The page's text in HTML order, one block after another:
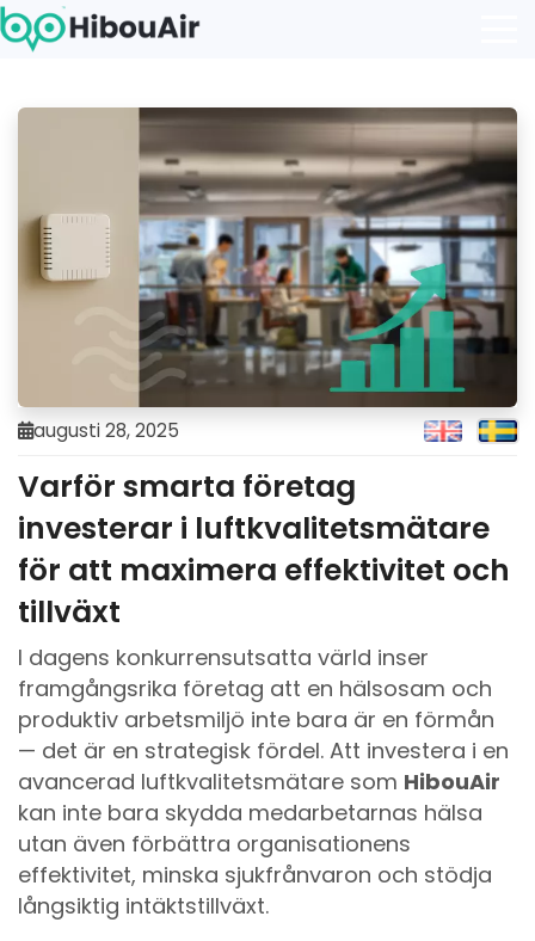
augusti 28, 2025
Varför smarta företag
investerar i luftkvalitetsmätare
för att maximera effektivitet och
tillväxt
I dagens konkurrensutsatta värld inser
framgångsrika företag att en hälsosam och
produktiv arbetsmiljö inte bara är en förmån
— det är en strategisk fördel. Att investera i en
avancerad luftkvalitetsmätare som HibouAir
kan inte bara skydda medarbetarnas hälsa
utan även förbättra organisationens
effektivitet, minska sjukfrånvaron och stödja
långsiktig intäktstillväxt.